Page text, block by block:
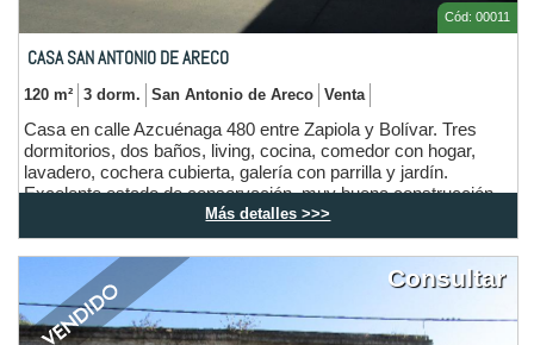
Cód: 00011
CASA SAN ANTONIO DE ARECO
120 m² 3 dorm. San Antonio de Areco Venta
Casa en calle Azcuénaga 480 entre Zapiola y Bolívar. Tres
dormitorios, dos baños, living, cocina, comedor con hogar,
lavadero, cochera cubierta, galería con parrilla y jardín.
Excelente estado de conservación, muy buena construcción.
Más detalles >>>
Consultar